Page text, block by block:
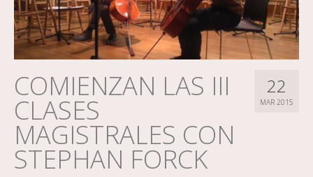
22
MAR 2015
COMIENZAN LAS III
CLASES
MAGISTRALES CON
STEPHAN FORCK